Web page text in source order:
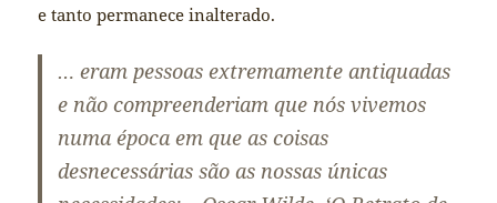
e tanto permanece inalterado.
… eram pessoas extremamente antiquadas
e não compreenderiam que nós vivemos
numa época em que as coisas
desnecessárias são as nossas únicas